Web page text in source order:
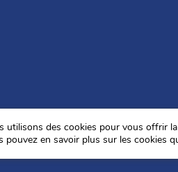
réservés.
utilisons des cookies pour vous offrir
pouvez en savoir plus sur les cookies